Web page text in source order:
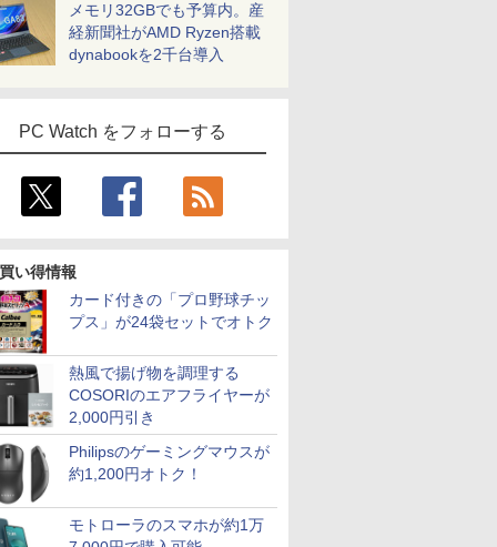
メモリ32GBでも予算内。産
経新聞社がAMD Ryzen搭載
dynabookを2千台導入
PC Watch をフォローする
い得情報
カード付きの「プロ野球チッ
プス」が24袋セットでオトク
熱風で揚げ物を調理する
COSORIのエアフライヤーが
2,000円引き
Philipsのゲーミングマウスが
約1,200円オトク！
モトローラのスマホが約1万